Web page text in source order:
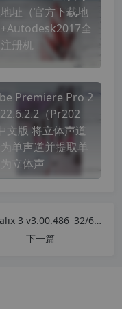
址（官方下载地
全
册机
Premiere Pro 2
（Pr202
文版 将立体声道
单声道并提取单
立体声
Radialix 3 v3.00.486 32/64位系统自适应 软件汉化工具 完美汉化中文修正破解版
下一篇